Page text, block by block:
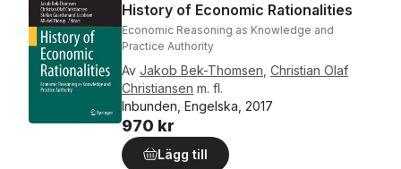
History of Economic Rationalities
Economic Reasoning as Knowledge and
Practice Authority
Av Jakob Bek-Thomsen Christian Olaf
Christiansen m. fl.
Inbunden, Engelska, 2017
970 kr
Lägg till